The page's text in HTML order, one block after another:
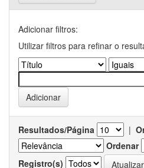
Adicionar filtros:
Utilizar filtros para refinar o
Resultados/Página |
Ordenar
Registro(s)